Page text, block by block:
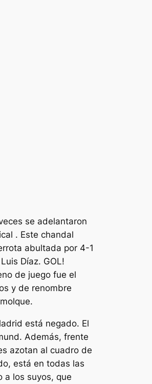
se adelantaron
. Este chandal
abultada por 4-1
Díaz. GOL!
de juego fue el
y de renombre
está negado. El
Además, frente
azotan al cuadro de
está en todas las
a los suyos, que